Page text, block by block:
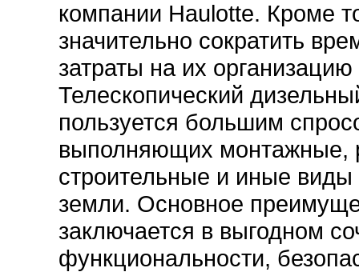
компании Haulotte. Кроме
значительно сократить
затраты на их
Телескопический
пользуется большим
выполняющих монтажные,
строительные и иные виды
земли. Основное
заключается в выгодном
функциональности,